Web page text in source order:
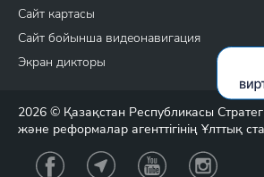
Сайт картасы
Сайт бойынша видеонавигация
Экран дикторы
2026 © Қазақстан Республикасы
және реформалар агенттігінің Ұлттық